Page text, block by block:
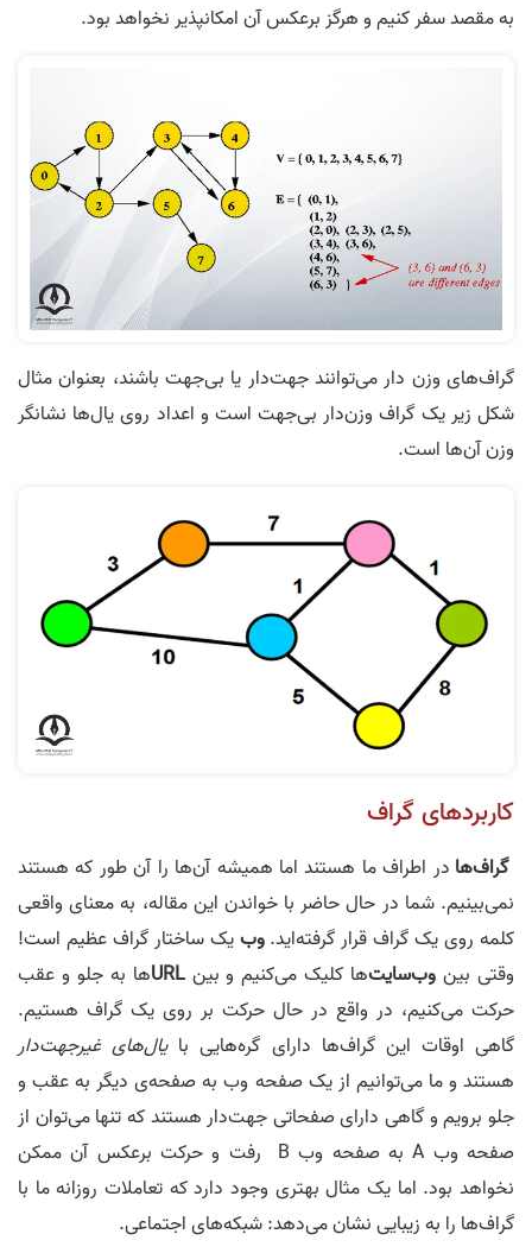
به مقصد سفر کنیم و هرگز برعکس آن امکان­پذیر نخواهد بود.
گراف­‌های وزن دار می­‌توانند جهت­‌دار یا بی­‌جهت باشند، بعنوان مثال
شکل زیر یک گراف وزن‌­دار بی­‌جهت است و اعداد روی یال­‌ها نشانگر
وزن آن‌ها است.
کاربردهای گراف
گراف­‌ها در اطراف ما هستند اما همیشه آن‌ها را آن طور که هستند
نمی‌بینیم. شما در حال حاضر با خواندن این مقاله، به معنای واقعی
کلمه روی یک گراف قرار گرفته­‌اید.وبیک ساختار گراف عظیم است!
وقتی بین وب‌سایت‌ها کلیک می‌کنیم و بینURL‌ها به جلو و عقب
حرکت می‌کنیم، در واقع در حال حرکت بر روی یک گراف هستیم.
گاهی اوقات این گراف­‌ها دارای گره‌هایی بایال‌­های غیرجهت­‌دار
هستند و ما می‌توانیم از یک صفحه وب به صفحه‌ی دیگر به عقب و
جلو برویم و گاهی دارای صفحاتی جهت‌دار هستند که تنها می‌توان از
صفحه وب A به صفحه وب B رفت و حرکت برعکس آن ممکن
نخواهد بود. اما یک مثال بهتری وجود دارد که تعاملات روزانه ما با
گراف­‌ها را به زیبایی نشان می‌­دهد: شبکه‌های اجتماعی.